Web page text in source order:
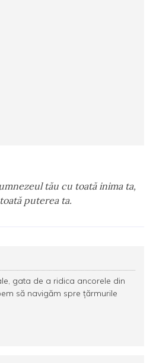
tău cu toată inima ta,
puterea ta.
gata de a ridica ancorele din
să navigăm spre țărmurile